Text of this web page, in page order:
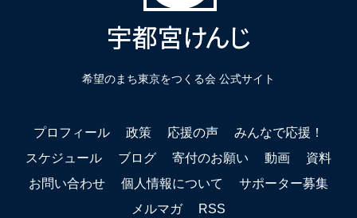
希望のまち東京をつくる会 公式サイト
プロフィール 政策 応援の声
みんなで応援！
スケジュール
ブログ 寄付のお願い 動画
資料
お問い合わせ
個人情報について
サポーター募集
メルマガ
RSS